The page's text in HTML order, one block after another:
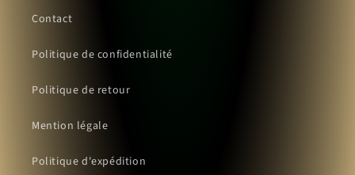
Contact
Politique de confidentialité
Politique de retour
Mention légale
Politique d'expédition